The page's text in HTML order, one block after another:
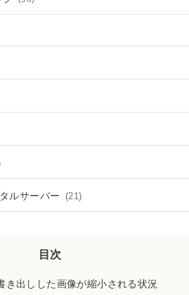
ルサーバー (21)
目次
き出しした画像が縮小される状況